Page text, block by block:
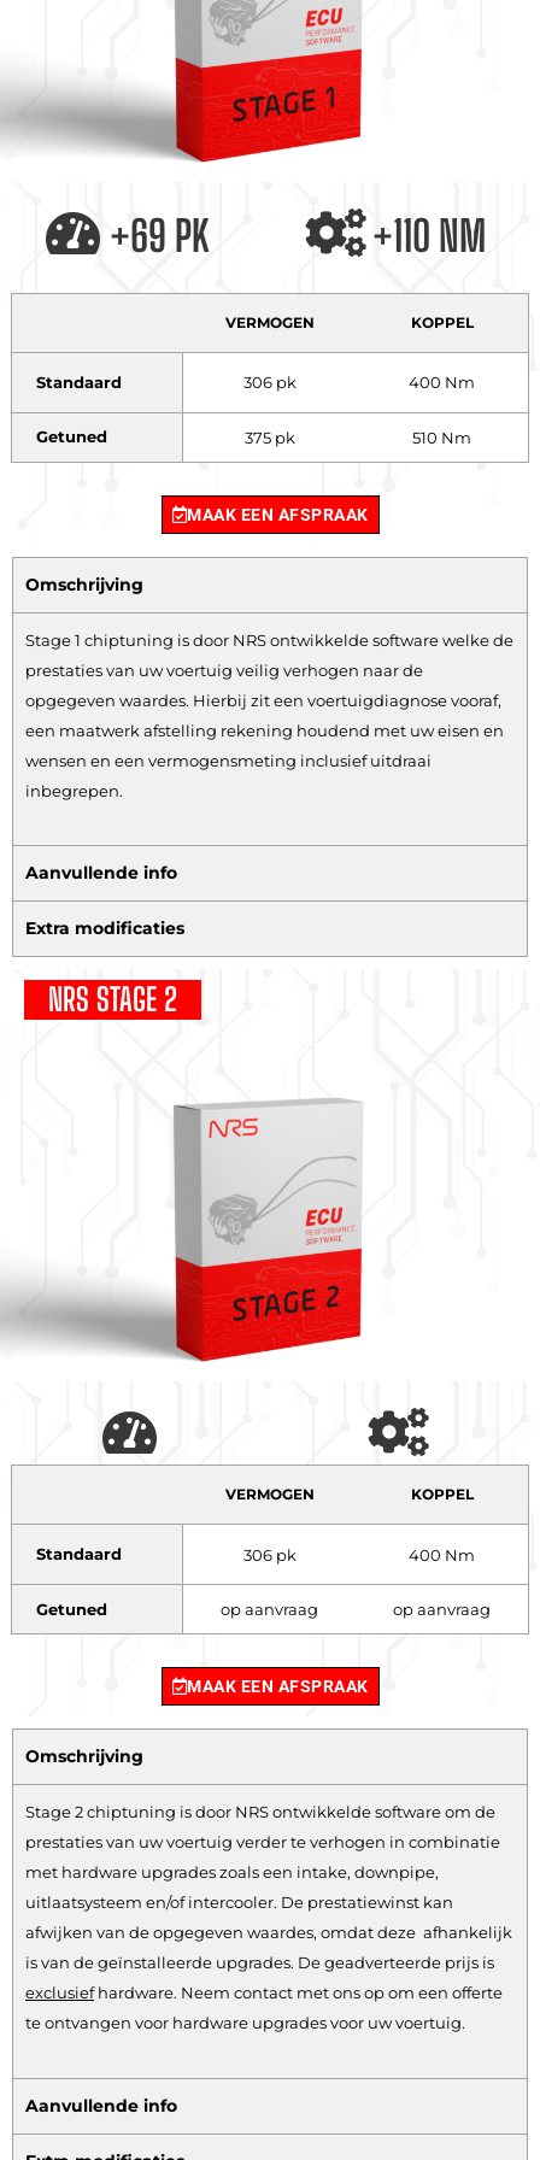
+69 PK +110 NM
VERMOGEN KOPPEL
Standaard 306 pk 400 Nm
Getuned 375 pk 510 Nm
MAAK EEN AFSPRAAK
Omschrijving
Stage 1 chiptuning is door NRS ontwikkelde software welke de
prestaties van uw voertuig veilig verhogen naar de
opgegeven waardes. Hierbij zit een voertuigdiagnose vooraf,
een maatwerk afstelling rekening houdend met uw eisen en
wensen en een vermogensmeting inclusief uitdraai
inbegrepen.
Aanvullende info
Extra modificaties
NRS STAGE 2
VERMOGEN KOPPEL
Standaard 306 pk 400 Nm
Getuned op aanvraag op aanvraag
MAAK EEN AFSPRAAK
Omschrijving
Stage 2 chiptuning is door NRS ontwikkelde software om de
prestaties van uw voertuig verder te verhogen in combinatie
met hardware upgrades zoals een intake, downpipe,
uitlaatsysteem en/of intercooler. De prestatiewinst kan
afwijken van de opgegeven waardes, omdat deze afhankelijk
is van de geïnstalleerde upgrades. De geadverteerde prijs is
exclusiefhardware. Neem contact met ons op om een offerte
te ontvangen voor hardware upgrades voor uw voertuig.
Aanvullende info